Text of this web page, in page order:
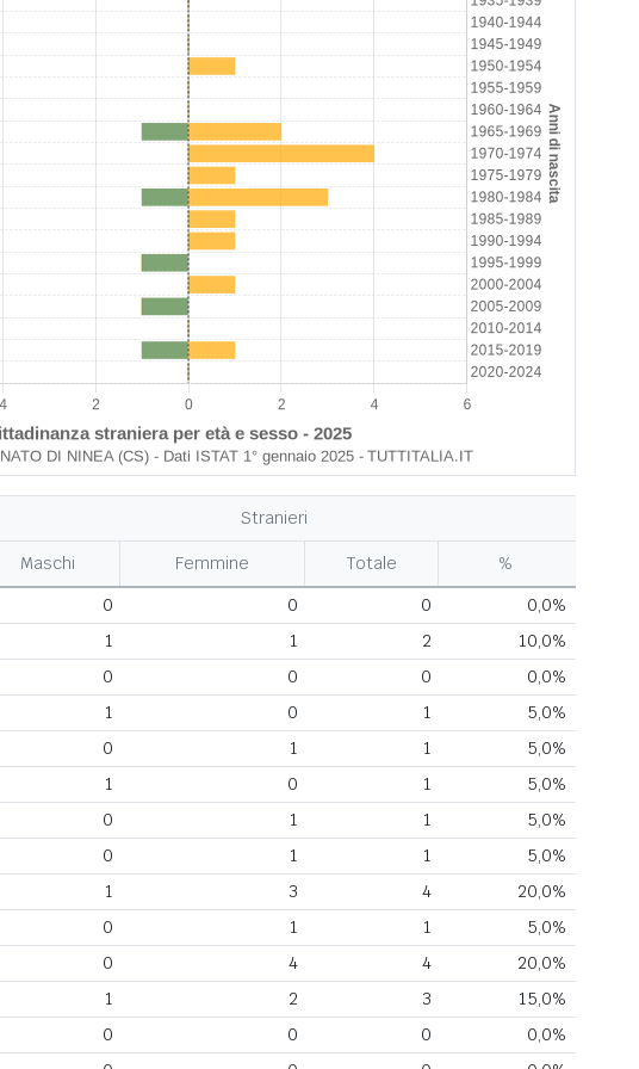
Stranieri
Maschi Femmine Totale
%
0
0 0
0,0%
1
1 2
10,0%
0
0 0
0,0%
1
0 1
5,0%
0
1 1
5,0%
1
0 1
5,0%
0
1 1
5,0%
0
1 1
5,0%
1
3 4
20,0%
0
1 1
5,0%
0
4 4
20,0%
1
2 3
15,0%
0
0 0
0,0%